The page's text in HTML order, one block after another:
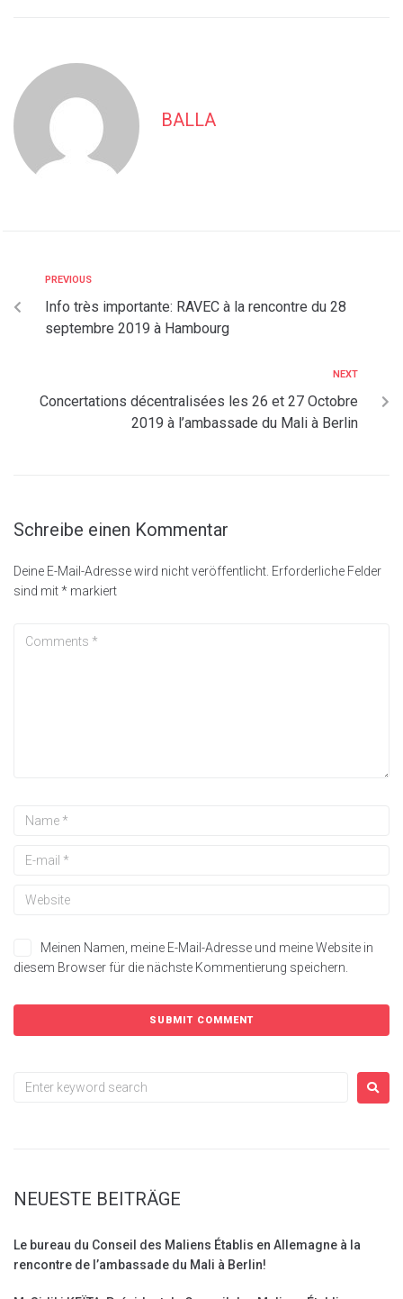
BALLA
PREVIOUS
Info très importante: RAVEC à la rencontre du 28
septembre 2019 à Hambourg
NEXT
Concertations décentralisées les 26 et 27 Octobre
2019 à l’ambassade du Mali à Berlin
Schreibe einen Kommentar
Deine E-Mail-Adresse wird nicht veröffentlicht. Erforderliche Felder
sind mit* markiert
Meinen Namen, meine E-Mail-Adresse und meine Website in
diesem Browser für die nächste Kommentierung speichern.
NEUESTE BEITRÄGE
Le bureau du Conseil des Maliens Établis en Allemagne à la
rencontre de l’ambassade du Mali à Berlin!